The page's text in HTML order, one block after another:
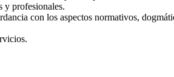
y profesionales.
con los aspectos normativos,